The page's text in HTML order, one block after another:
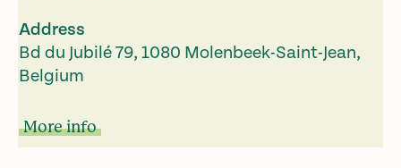
Address
Bd du Jubilé 79, 1080 Molenbeek-Saint-Jean,
Belgium
More info